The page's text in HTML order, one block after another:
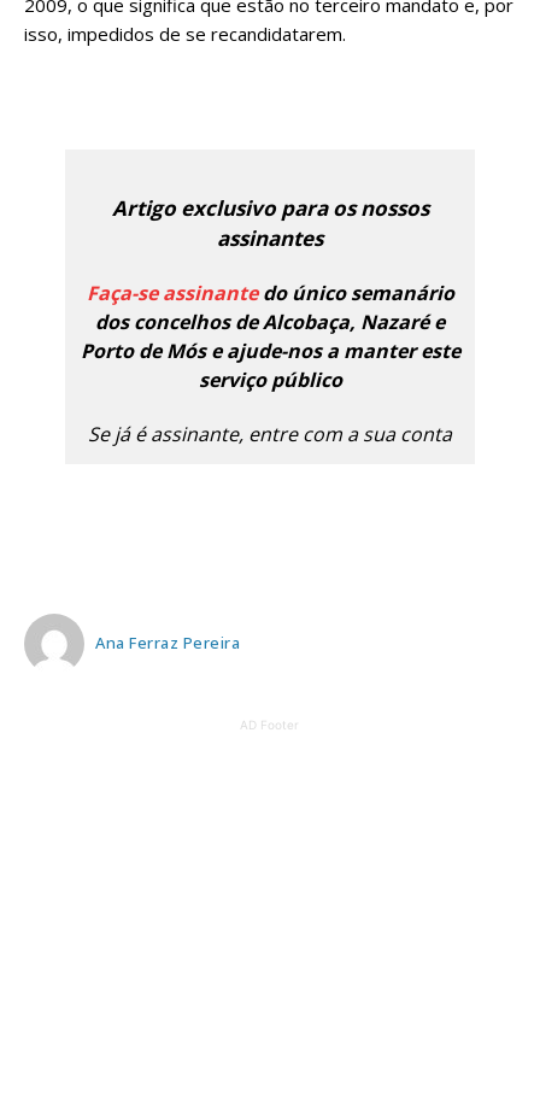
isso, impedidos de se recandidatarem.
Artigo exclusivo para os nossos
assinantes
Faça-se assinantedo único semanário
dos concelhos de Alcobaça, Nazaré e
Porto de Mós e ajude-nos a manter este
serviço público
Se já é assinante, entre com a sua conta
Ana Ferraz Pereira
AD Footer